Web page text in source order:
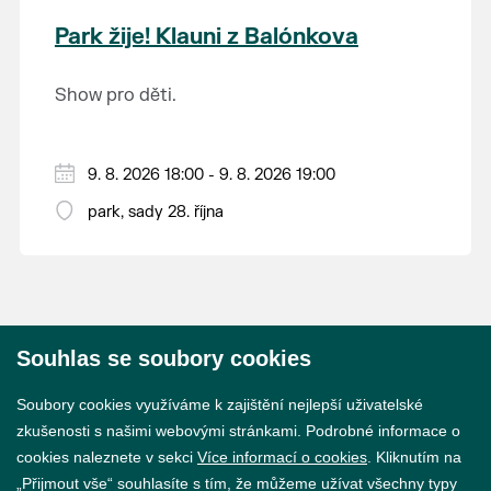
krajina na světě, která je zapsána na Seznam
světového přírodního a kulturního dědictví
Park žije! Klauni z Balónkova
Show pro děti.
9. 8. 2026 18:00 - 9. 8. 2026 19:00
park, sady 28. října
Souhlas se soubory cookies
Soubory cookies využíváme k zajištění nejlepší uživatelské
zkušenosti s našimi webovými stránkami. Podrobné informace o
cookies naleznete v sekci Více informací o cookies . Kliknutím na
„Přijmout vše“ souhlasíte s tím, že můžeme užívat všechny typy